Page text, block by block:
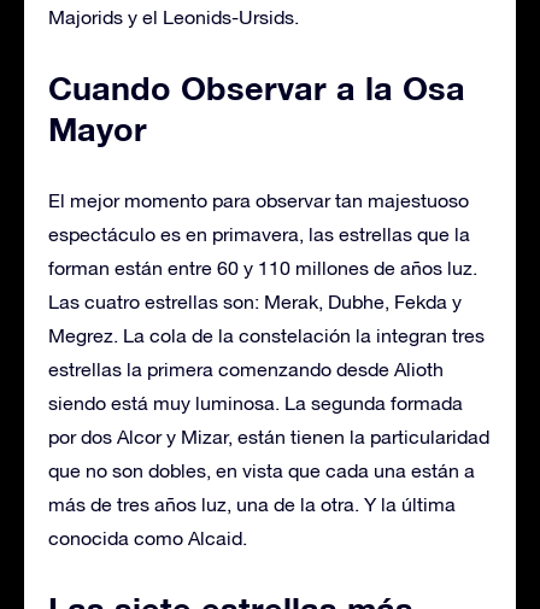
Majorids y el Leonids-Ursids.
Cuando Observar a la Osa
Mayor
El mejor momento para observar tan majestuoso
espectáculo es en primavera, las estrellas que la
forman están entre 60 y 110 millones de años luz.
Las cuatro estrellas son: Merak, Dubhe, Fekda y
Megrez. La cola de la constelación la integran tres
estrellas la primera comenzando desde Alioth
siendo está muy luminosa. La segunda formada
por dos Alcor y Mizar, están tienen la particularidad
que no son dobles, en vista que cada una están a
más de tres años luz, una de la otra. Y la última
conocida como Alcaid.